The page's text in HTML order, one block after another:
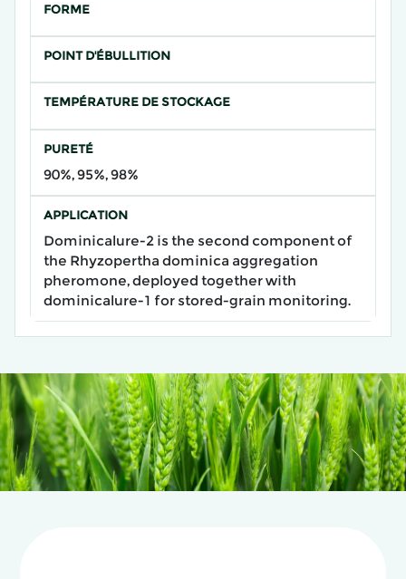
FORME
POINT D'ÉBULLITION
TEMPÉRATURE DE STOCKAGE
PURETÉ
90%, 95%, 98%
APPLICATION
Dominicalure-2 is the second component of
the Rhyzopertha dominica aggregation
pheromone, deployed together with
dominicalure-1 for stored-grain monitoring.